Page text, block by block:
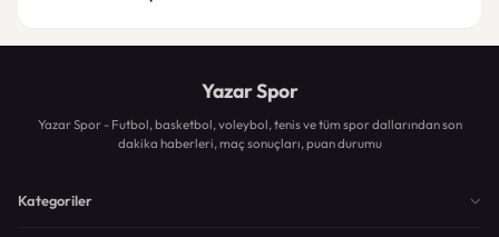
Yazar Spor
Yazar Spor - Futbol, basketbol, voleybol, tenis ve tüm spor dallarından son
dakika haberleri, maç sonuçları, puan durumu
Kategoriler